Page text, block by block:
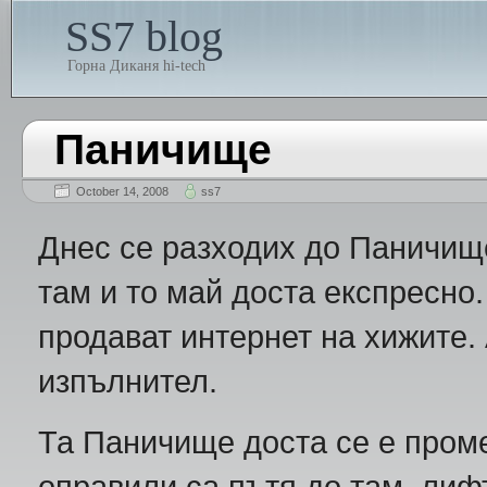
SS7 blog
Горна Диканя hi-tech
Паничище
October 14, 2008 ss7
Днес се разходих до
там и то май доста
продават интернет на
изпълнител.
Та Паничище доста се е